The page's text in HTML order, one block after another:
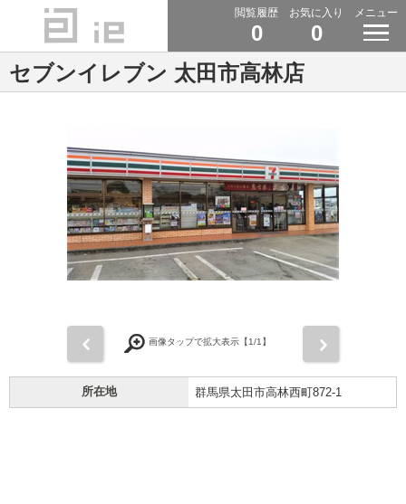
閲覧履歴
0
お気に入り
0
メニュー
セブンイレブン 太田市高林店
画像タップで拡大表示【1/1】
所在地 群馬県太田市高林西町872-1